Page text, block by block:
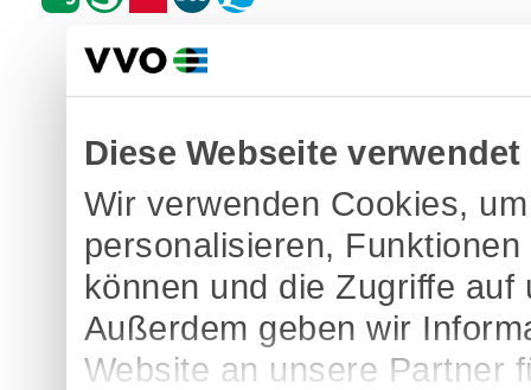
Diese Webseite
Wir verwenden Cookies,
personalisieren,
können und die Zugriffe
Außerdem geben wir
Website an unsere Partner